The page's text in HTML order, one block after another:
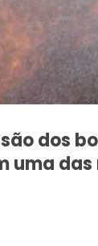
dos
uma das